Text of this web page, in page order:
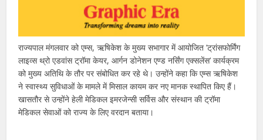
राज्यपाल मंगलवार को एम्स, ऋषिकेश के मुख्य सभागार में आयोजित ’ट्रांसफोर्मिंग
लाइव्स थ्रो एडवांस ट्रॉमा केयर, आर्गन डोनेशन एण्ड नर्सिंग एक्सलेंस’ कार्यक्रम
को मुख्य अतिथि के तौर पर संबोधित कर रहे थे। उन्होंने कहा कि एम्स ऋषिकेश
ने स्वास्थ्य सुविधाओं के मामले में मिसाल कायम कर नए मानक स्थापित किए हैं।
खासतौर से उन्होंने हेली मेडिकल इमरजेन्सी सर्विस और संस्थान की ट्रॉमा
मेडिकल सेवाओं को राज्य के लिए वरदान बताया।